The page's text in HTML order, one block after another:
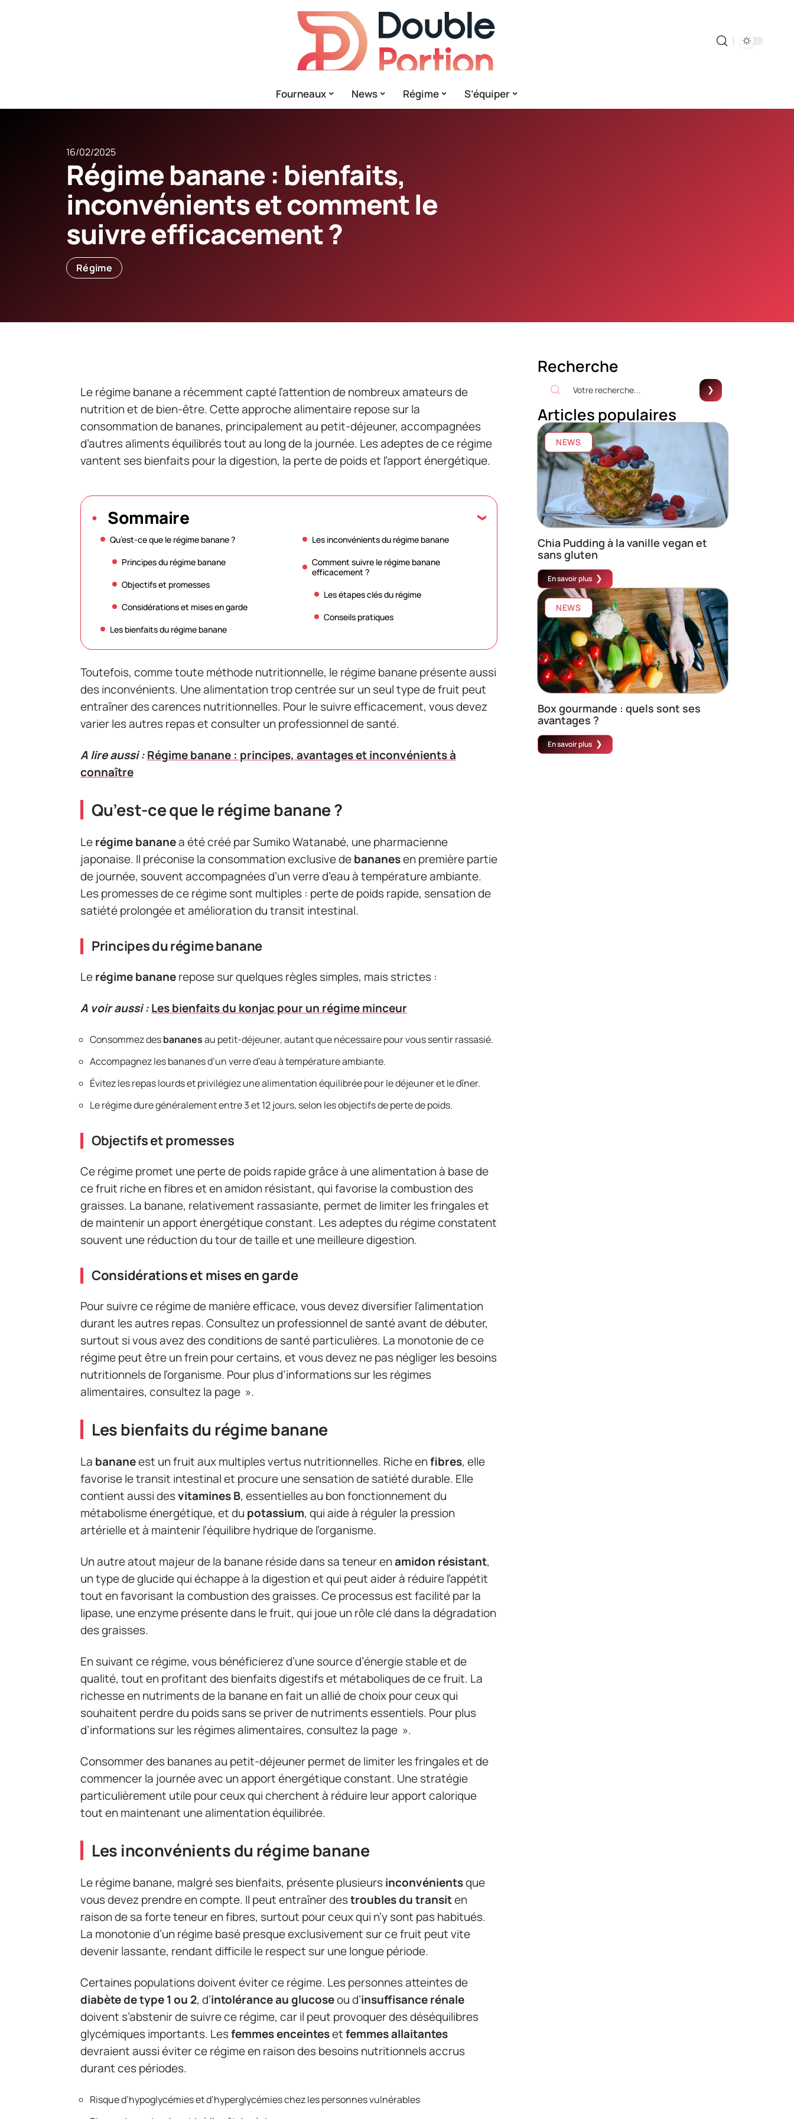
Fourneaux News Régime S’équiper
16/02/2025
Régime banane : bienfaits,
inconvénients et comment le
suivre efficacement ?
Régime
Le régime banane a récemment capté l’attention de nombreux amateurs de
nutrition et de bien-être. Cette approche alimentaire repose sur la
consommation de bananes, principalement au petit-déjeuner, accompagnées
d’autres aliments équilibrés tout au long de la journée. Les adeptes de ce régime
vantent ses bienfaits pour la digestion, la perte de poids et l’apport énergétique.
Sommaire
Qu’est-ce que le régime banane ?
Principes du régime banane
Objectifs et promesses
Considérations et mises en garde
Les bienfaits du régime banane
Les inconvénients du régime banane
Comment suivre le régime banane
efficacement ?
Les étapes clés du régime
Conseils pratiques
Toutefois, comme toute méthode nutritionnelle, le régime banane présente aussi
des inconvénients. Une alimentation trop centrée sur un seul type de fruit peut
entraîner des carences nutritionnelles. Pour le suivre efficacement, vous devez
varier les autres repas et consulter un professionnel de santé.
A lire aussi :Régime banane : principes, avantages et inconvénients à
connaître
Qu’est-ce que le régime banane ?
Lerégime bananea été créé par Sumiko Watanabé, une pharmacienne
japonaise. Il préconise la consommation exclusive debananesen première partie
de journée, souvent accompagnées d’un verre d’eau à température ambiante.
Les promesses de ce régime sont multiples : perte de poids rapide, sensation de
satiété prolongée et amélioration du transit intestinal.
Principes du régime banane
Lerégime bananerepose sur quelques règles simples, mais strictes :
A voir aussi :Les bienfaits du konjac pour un régime minceur
Consommez desbananesau petit-déjeuner, autant que nécessaire pour vous sentir rassasié.
Accompagnez les bananes d’un verre d’eau à température ambiante.
Évitez les repas lourds et privilégiez une alimentation équilibrée pour le déjeuner et le dîner.
Le régime dure généralement entre 3 et 12 jours, selon les objectifs de perte de poids.
Objectifs et promesses
Ce régime promet une perte de poids rapide grâce à une alimentation à base de
ce fruit riche en fibres et en amidon résistant, qui favorise la combustion des
graisses. La banane, relativement rassasiante, permet de limiter les fringales et
de maintenir un apport énergétique constant. Les adeptes du régime constatent
souvent une réduction du tour de taille et une meilleure digestion.
Considérations et mises en garde
Pour suivre ce régime de manière efficace, vous devez diversifier l’alimentation
durant les autres repas. Consultez un professionnel de santé avant de débuter,
surtout si vous avez des conditions de santé particulières. La monotonie de ce
régime peut être un frein pour certains, et vous devez ne pas négliger les besoins
nutritionnels de l’organisme. Pour plus d’informations sur les régimes
alimentaires, consultez la page ».
Les bienfaits du régime banane
La bananeest un fruit aux multiples vertus nutritionnelles. Riche enfibres, elle
favorise le transit intestinal et procure une sensation de satiété durable. Elle
contient aussi desvitamines B, essentielles au bon fonctionnement du
métabolisme énergétique, et du potassium, qui aide à réguler la pression
artérielle et à maintenir l’équilibre hydrique de l’organisme.
Un autre atout majeur de la banane réside dans sa teneur enamidon résistant,
un type de glucide qui échappe à la digestion et qui peut aider à réduire l’appétit
tout en favorisant la combustion des graisses. Ce processus est facilité par la
lipase, une enzyme présente dans le fruit, qui joue un rôle clé dans la dégradation
des graisses.
En suivant ce régime, vous bénéficierez d’une source d’énergie stable et de
qualité, tout en profitant des bienfaits digestifs et métaboliques de ce fruit. La
richesse en nutriments de la banane en fait un allié de choix pour ceux qui
souhaitent perdre du poids sans se priver de nutriments essentiels. Pour plus
d’informations sur les régimes alimentaires, consultez la page ».
Consommer des bananes au petit-déjeuner permet de limiter les fringales et de
commencer la journée avec un apport énergétique constant. Une stratégie
particulièrement utile pour ceux qui cherchent à réduire leur apport calorique
tout en maintenant une alimentation équilibrée.
Les inconvénients du régime banane
Le régime banane, malgré ses bienfaits, présente plusieursinconvénientsque
vous devez prendre en compte. Il peut entraîner destroubles du transiten
raison de sa forte teneur en fibres, surtout pour ceux qui n’y sont pas habitués.
La monotonie d’un régime basé presque exclusivement sur ce fruit peut vite
devenir lassante, rendant difficile le respect sur une longue période.
Certaines populations doivent éviter ce régime. Les personnes atteintes de
diabète de type 1 ou 2, d’intolérance au glucoseou d’insuffisance rénale
doivent s’abstenir de suivre ce régime, car il peut provoquer des déséquilibres
glycémiques importants. Lesfemmes enceintesetfemmes allaitantes
devraient aussi éviter ce régime en raison des besoins nutritionnels accrus
durant ces périodes.
Risque d’hypoglycémies et d’hyperglycémies chez les personnes vulnérables
Recherche
Articles populaires
NEWS
Chia Pudding à la vanille vegan et
sans gluten
En savoir plus
NEWS
Box gourmande : quels sont ses
avantages ?
En savoir plus